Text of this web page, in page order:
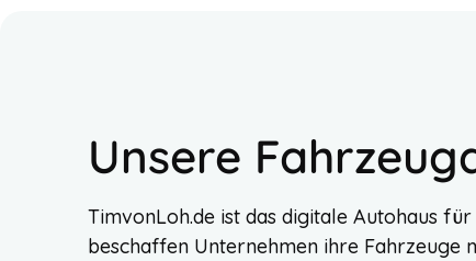
Unsere
TimvonLoh.de ist das digitale Autohaus
beschaffen Unternehmen ihre Fahrzeuge